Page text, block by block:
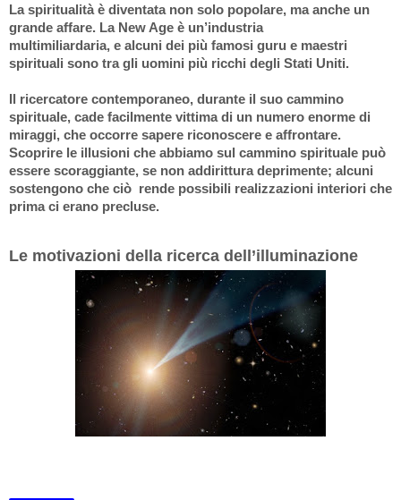
La spiritualità è diventata non solo popolare, ma anche un
grande affare. La New Age è un’industria
multimiliardaria, e alcuni dei più famosi guru e maestri
spirituali sono tra gli uomini più ricchi degli Stati Uniti.
Il ricercatore contemporaneo, durante il suo cammino
spirituale, cade facilmente vittima di un numero enorme di
miraggi, che occorre sapere riconoscere e affrontare.
Scoprire le illusioni che abbiamo sul cammino spirituale può
essere scoraggiante, se non addirittura deprimente; alcuni
sostengono che ciò rende possibili realizzazioni interiori che
prima ci erano precluse.
Le motivazioni della ricerca dell’illuminazione